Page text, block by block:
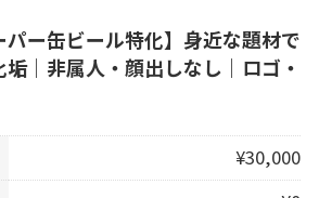
パー缶ビール特化】身近な題材で
｜非属人・顔出しなし｜ロゴ・
¥30,000